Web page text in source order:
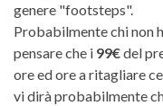
genere "footsteps".
Probabilmente chi non
pensare che i 99€del
ore ed ore a ritagliare
vi dirà probabilmente